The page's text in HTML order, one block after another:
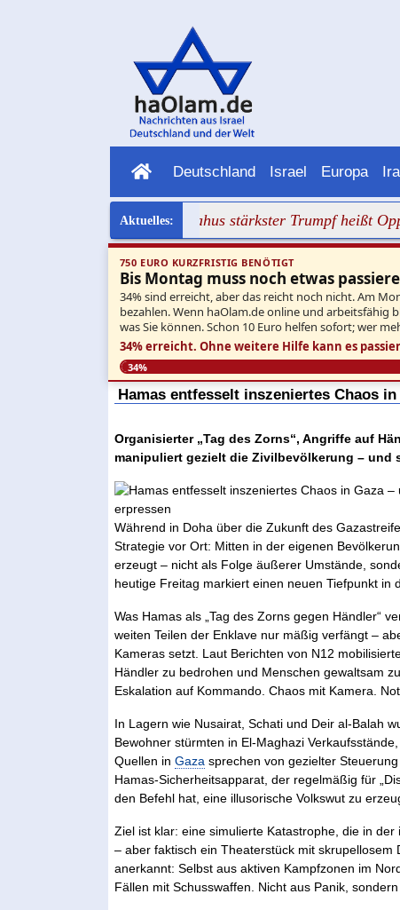
Deutschland Israel Europa
+++ Netanjahus stärkster Trumpf heißt
750 EURO KURZFRISTIG BENÖTIGT
Bis Montag muss noch etwas
34% sind erreicht, aber das reicht noch nicht. Am
bezahlen. Wenn haOlam.de online und arbeitsfähig
was Sie können. Schon 10 Euro helfen sofort; wer
34% erreicht. Ohne weitere Hilfe kann es
34%
Hamas entfesselt inszeniertes Chaos
Organisierter „Tag des Zorns“, Angriffe auf
manipuliert gezielt die Zivilbevölkerung – und
Während in Doha über die Zukunft des
Strategie vor Ort: Mitten in der eigenen
erzeugt – nicht als Folge äußerer Umstände,
heutige Freitag markiert einen neuen Tiefpunkt in
Was Hamas als „Tag des Zorns gegen Händler“
weiten Teilen der Enklave nur mäßig verfängt –
Kameras setzt. Laut Berichten von N12
Händler zu bedrohen und Menschen gewaltsam
Eskalation auf Kommando. Chaos mit Kamera.
In Lagern wie Nusairat, Schati und Deir al-Balah
Bewohner stürmten in El-Maghazi
Quellen inGaza sprechen von gezielter
Hamas-Sicherheitsapparat, der regelmäßig für
den Befehl hat, eine illusorische Volkswut zu
Ziel ist klar: eine simulierte Katastrophe, die in
– aber faktisch ein Theaterstück mit
anerkannt: Selbst aus aktiven Kampfzonen im
Fällen mit Schusswaffen. Nicht aus Panik, sondern